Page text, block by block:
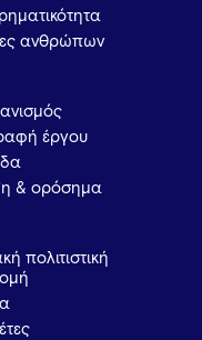
ανθρώπων
έργου
& ορόσημα
πολιτιστική